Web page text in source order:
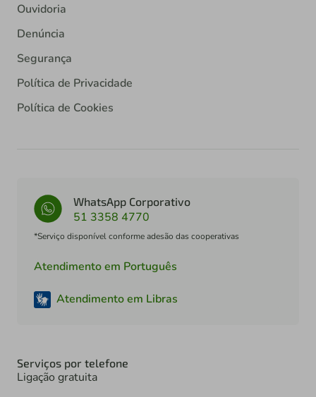
Ouvidoria
Denúncia
Segurança
Política de Privacidade
Política de Cookies
WhatsApp Corporativo
51 3358 4770
*Serviço disponível conforme adesão das cooperativas
Atendimento em Português
Atendimento em Libras
Serviços por telefone
Ligação gratuita